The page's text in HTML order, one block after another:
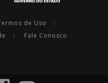
de Uso
Fale Conosco